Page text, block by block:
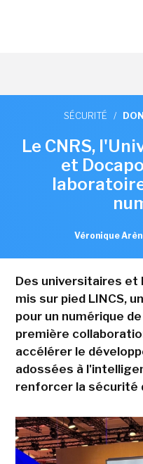
SÉCURITÉ /
Le CNRS,
et
Véronique
Des universitaires et
mis sur pied LINCS,
pour un numérique
première
accélérer le
adossées à
renforcer la sécurité